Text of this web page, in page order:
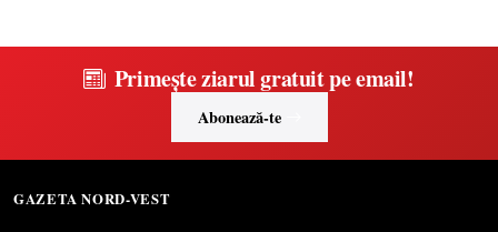
Primește ziarul gratuit pe email!
Abonează-te
GAZETA NORD-VEST